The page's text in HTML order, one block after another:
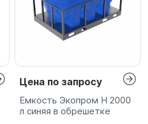
Цена по запросу
Емкость Экопром H 2000
л синяя в обрешетке